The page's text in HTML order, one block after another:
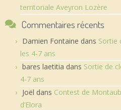
territoriale Aveyron Lozère
Commentaires récents
Damien Fontaine dans Sortie
les 4-7 ans
bares laetitia dans Sortie de
4-7 ans
Joël dans Contest de
d’Elora